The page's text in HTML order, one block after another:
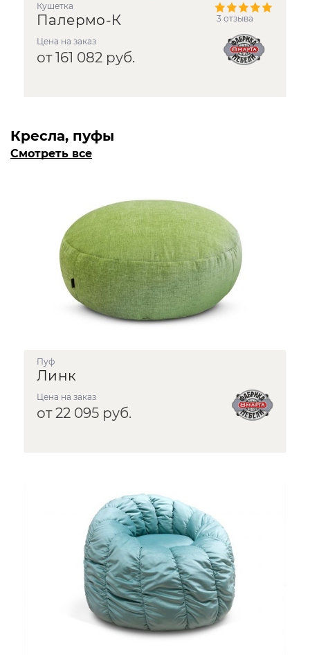
кушетка
Палермо-К
Цена на заказ
от 161 082 руб.
3 отзыва
Кресла, пуфы
Смотреть все
Пуф
Линк
Цена на заказ
от 22 095 руб.